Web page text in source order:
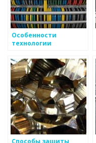
Особенности
технологии
цветных металлов
Способы защиты